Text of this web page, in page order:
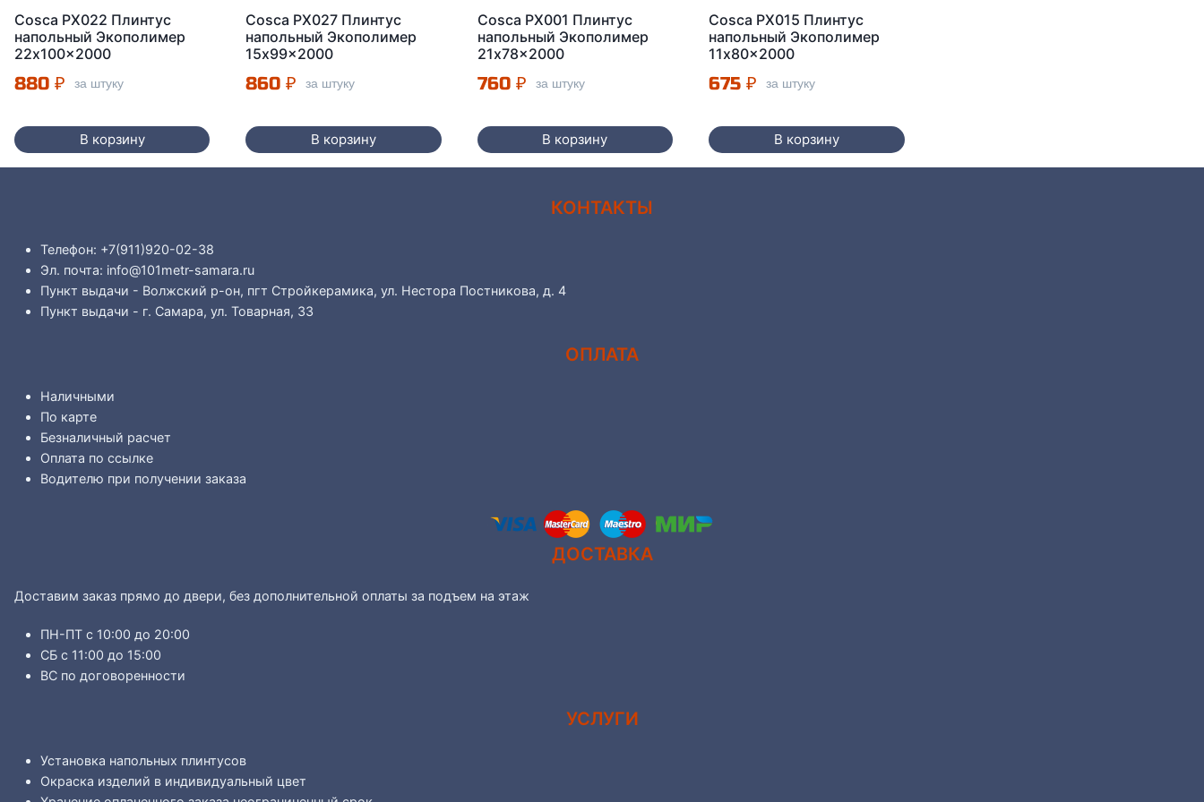
Cosca PX022 Плинтус
напольный Экополимер
22x100x2000
880 ₽ за штуку
В корзину
Cosca PX027 Плинтус
напольный Экополимер
15x99x2000
860₽ за штуку
В корзину
Cosca PX001 Плинтус
напольный Экополимер
21x78x2000
760 ₽ за штуку
В корзину
Cosca PX015 Плинтус
напольный Экополимер
11x80x2000
675₽ за штуку
В корзину
КОНТАКТЫ
Телефон: +7(911)920-02-38
Эл. почта: info@101metr-samara.ru
Пункт выдачи - Волжский р-он, пгт Стройкерамика, ул. Нестора Постникова, д. 4
Пункт выдачи - г. Самара, ул. Товарная, 33
ОПЛАТА
Наличными
По карте
Безналичный расчет
Оплата по ссылке
Водителю при получении заказа
ДОСТАВКА
Доставим заказ прямо до двери, без дополнительной оплаты за подъем на этаж
ПН-ПТ с 10:00 до 20:00
СБ с 11:00 до 15:00
ВС по договоренности
УСЛУГИ
Установка напольных плинтусов
Окраска изделий в индивидуальный цвет